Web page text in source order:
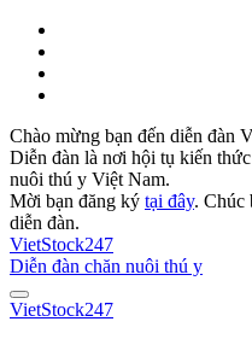
Chào mừng bạn đến diễn đàn
Diễn đàn là nơi hội tụ kiến
nuôi thú y Việt Nam.
Mời bạn đăng ký tại đây. Chúc
diễn đàn.
VietStock247
Diễn đàn chăn nuôi thú y
VietStock247